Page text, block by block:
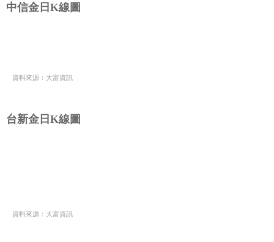
中信金日K線圖
資料來源：大富資訊
台新金日K線圖
資料來源：大富資訊